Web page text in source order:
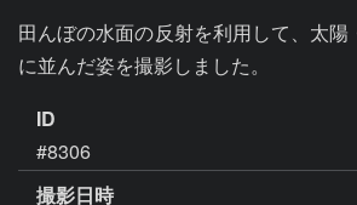
田んぼの水面の反射を利用して、太
に並んだ姿を撮影しました。
ID
#8306
撮影日時